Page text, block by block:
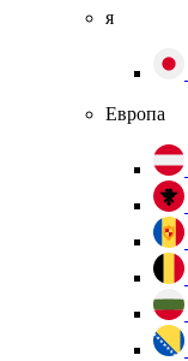
я
Европа